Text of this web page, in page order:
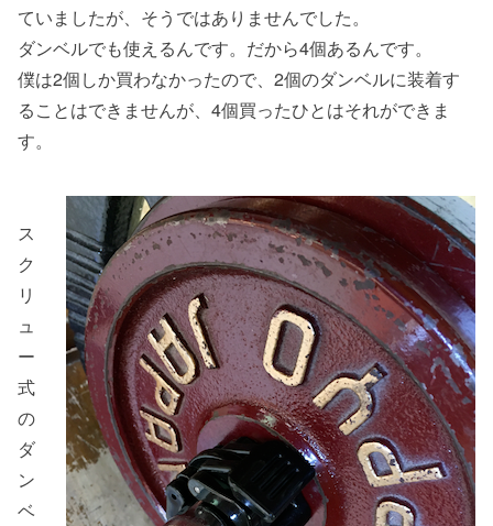
ていましたが、そうではありませんでした。
ダンベルでも使えるんです。だから4個あるんです。
僕は2個しか買わなかったので、2個のダンベルに装着す
ることはできませんが、4個買ったひとはそれができま
す。
ス
ク
リ
ュ
ー
式
の
ダ
ン
ベ